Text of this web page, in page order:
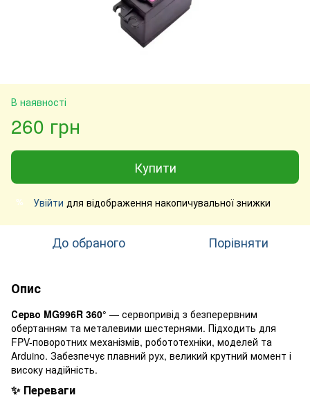
В наявності
260 грн
Купити
% Увійти для відображення накопичувальної знижки
До обраного Порівняти
Опис
Серво MG996R 360° — сервопривід з безперервним
обертанням та металевими шестернями. Підходить для
FPV-поворотних механізмів, робототехніки, моделей та
Arduino. Забезпечує плавний рух, великий крутний момент і
високу надійність.
✨ Переваги